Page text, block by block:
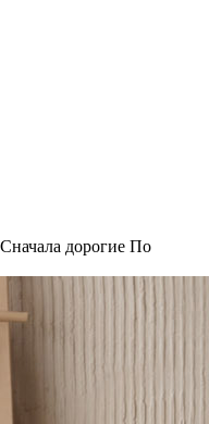
Сначала дорогие По